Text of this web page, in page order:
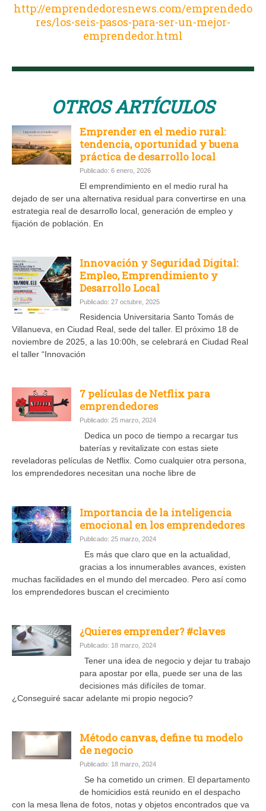
http://emprendedoresnews.com/emprendedo
res/los-seis-pasos-para-ser-un-mejor-
emprendedor.html
OTROS ARTÍCULOS
Emprender en el medio rural:
tendencia, oportunidad y buena
práctica de desarrollo local
Publicado: 6 enero, 2026
El emprendimiento en el medio rural ha
dejado de ser una alternativa residual para convertirse en una
estrategia real de desarrollo local, generación de empleo y
fijación de población. En
Innovación y Seguridad Digital:
Empleo, Emprendimiento y
Desarrollo Local
Publicado: 27 octubre, 2025
Residencia Universitaria Santo Tomás de
Villanueva, en Ciudad Real, sede del taller. El próximo 18 de
noviembre de 2025, a las 10:00h, se celebrará en Ciudad Real
el taller “Innovación
7 películas de Netflix para
emprendedores
Publicado: 25 marzo, 2024
Dedica un poco de tiempo a recargar tus
baterías y revitalizate con estas siete
reveladoras películas de Netflix. Como cualquier otra persona,
los emprendedores necesitan una noche libre de
Importancia de la inteligencia
emocional en los emprendedores
Publicado: 25 marzo, 2024
Es más que claro que en la actualidad,
gracias a los innumerables avances, existen
muchas facilidades en el mundo del mercadeo. Pero así como
los emprendedores buscan el crecimiento
¿Quieres emprender? #claves
Publicado: 18 marzo, 2024
Tener una idea de negocio y dejar tu trabajo
para apostar por ella, puede ser una de las
decisiones más difíciles de tomar.
¿Conseguiré sacar adelante mi propio negocio?
Método canvas, define tu modelo
de negocio
Publicado: 18 marzo, 2024
Se ha cometido un crimen. El departamento
de homicidios está reunido en el despacho
con la mesa llena de fotos, notas y objetos encontrados que va